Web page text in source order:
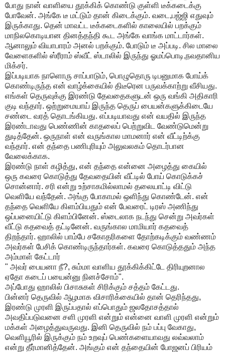
போது நான் வாளியை தூக்கிக் கொண்டு குள்ளி டீக்கடைக்கு
போவேன். அங்கே டீ மட்டும் தான் கிடைக்கும். வடை,பஜ்ஜி எதுவும்
இருக்காது. தென் மாவட்ட டீக்கடைகளில் காலையில் பறக்கும்
மாநிலகொடியான தினத்தந்தி கூட அங்கே வாங்க மாட்டார்கள்.
ஆனாலும் வியாபாரம் அனல் பறக்கும். போடும் டீ அப்படி. சில மாலை
வேளைகளில் ஸ்ரீராம் ஸ்வீட் ஸ்டாலில் இருந்து ஓமப்பொடி,நவதானிய
மிக்சர்.
இப்படியாக நாளொரு சாப்பாடும், பொழுதொரு டிபனுமாக போய்க்
கொண்டிருந்த என் வாழ்க்கையில் திடீரென பருவக்காற்று வீசியது.
எங்கள் தெருவுக்கு இரண்டு தேவதைகளுடன் ஒரு வங்கி அதிகாரி
குடி வந்தார். ஒற்றுமையாய் இருந்த தெருப் பையன்களுக்கிடையே
சண்டை வரத் தொடங்கியது. எப்படியாவது என் வயதில் இருந்த
இரண்டாவது பெண்ணின் காதலைப் பெற்றுவிட வேண்டுமென்று
துடித்தேன். ஒருநாள் என் வருங்கால மாமனார் என் வீட்டிற்க்கு
வந்தார். என் தந்தை பணிபுரியும் அலுவலகம் தொடர்பான
வேலைக்காக.
இரண்டு நாள் கழித்து, என் தந்தை என்னை அழைத்து கையில்
ஒரு கவரை கொடுத்து தேவதையின் வீட்டில் போய் கொடுக்கச்
சொன்னார். சரி என்று உற்சாகமில்லாமல் தலையாட்டி விட்டு
வெளியே வந்தேன். அங்கு போகாமல் ஒளிந்து கொண்டேன். என்
தந்தை வெளியே கிளம்பியதும் என் பேவரைட் டிரஸ் அணிந்து
ஒப்பனையிட்டு கிளம்பினேன். ஸ்டைலாக நடந்து சென்று அவர்கள்
வீட்டு கதவைத் தட்டினேன். வருங்கால மாமியார் கதவைத்
திறந்தார். ஹாலில் பாம்பே சகோதரிகளை தோற்கடிக்கும் வண்ணம்
அவர்கள் பேசிக் கொண்டிருந்தார்கள். கவரை கொடுத்ததும் அந்த
அம்மாள் கேட்டார்
" அவர் பையனா நீ?, சும்மா வாளிய தூக்கிக்கிட்டே திரியுறனால
ஏதோ கடைப் பயைன்னு நினச்சோம்".
அப்போது ஹாலில் பிசாசுகள் சிரிக்கும் சத்தம் கேட்டது.
பின்னர் தெருவில் ஆழமாக விசாரிக்கையில் தான் தெரிந்தது,
இரண்டு முரளி இருப்பதால் எப்பொதும் ஜலதோசத்தால்
அவதிப்படுவனை சளி முரளி என்றும் என்னை வாளி முரளி என்றும்
மக்கள் அழைத்துவருவது. இனி தெருவில் நம் பப்பு வேகாது,
வெளியூரில் இருக்கும் நம் உறவுப் பெண்களையாவது லவ்வலாம்
என்று தீர்மானித்தேன். அங்கும் என் தந்தையின் போஜனப் பிரியம்